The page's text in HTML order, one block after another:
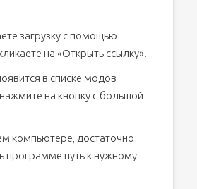
загрузку с помощью
на «Открыть ссылку».
в списке модов
на кнопку с большой
компьютере, достаточно
программе путь к нужному